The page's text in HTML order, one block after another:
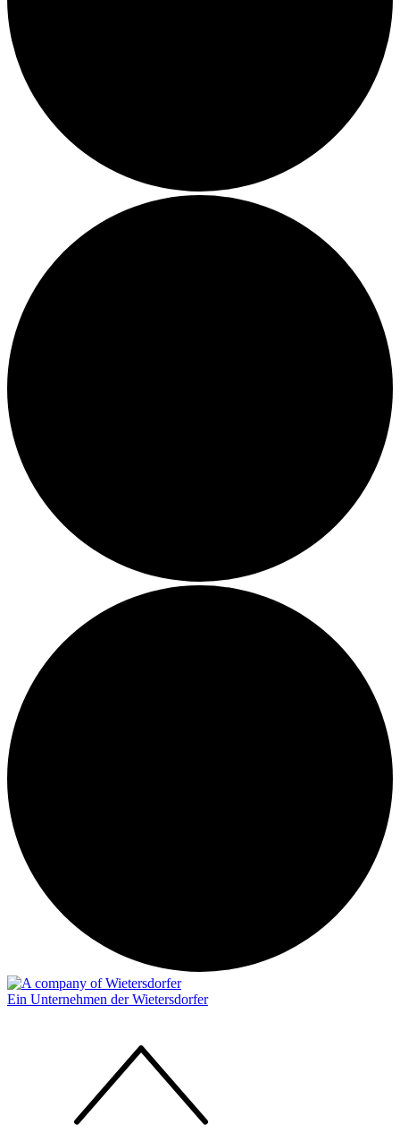
Ein Unternehmen der Wietersdorfer